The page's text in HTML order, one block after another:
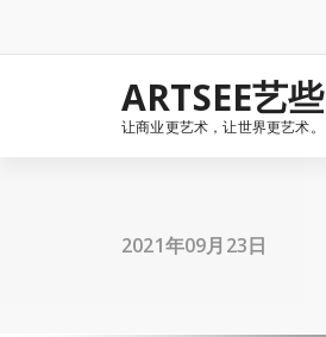
content
ARTSEE艺些
让商业更艺术，让世界更艺术。
2021年09月23日